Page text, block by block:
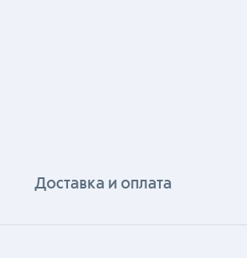
Доставка и оплата